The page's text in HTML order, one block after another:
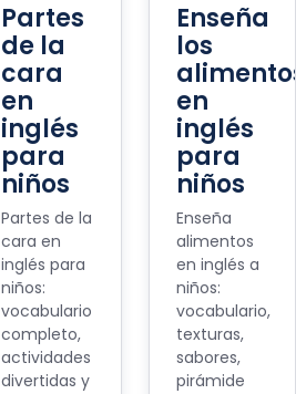
Partes
de la
cara
en
inglés
para
niños
Partes de la
cara en
inglés para
niños:
vocabulario
completo,
actividades
divertidas y
Enseña
los
en
inglés
para
niños
Enseña
alimentos
en inglés a
niños:
vocabulario,
texturas,
sabores,
pirámide